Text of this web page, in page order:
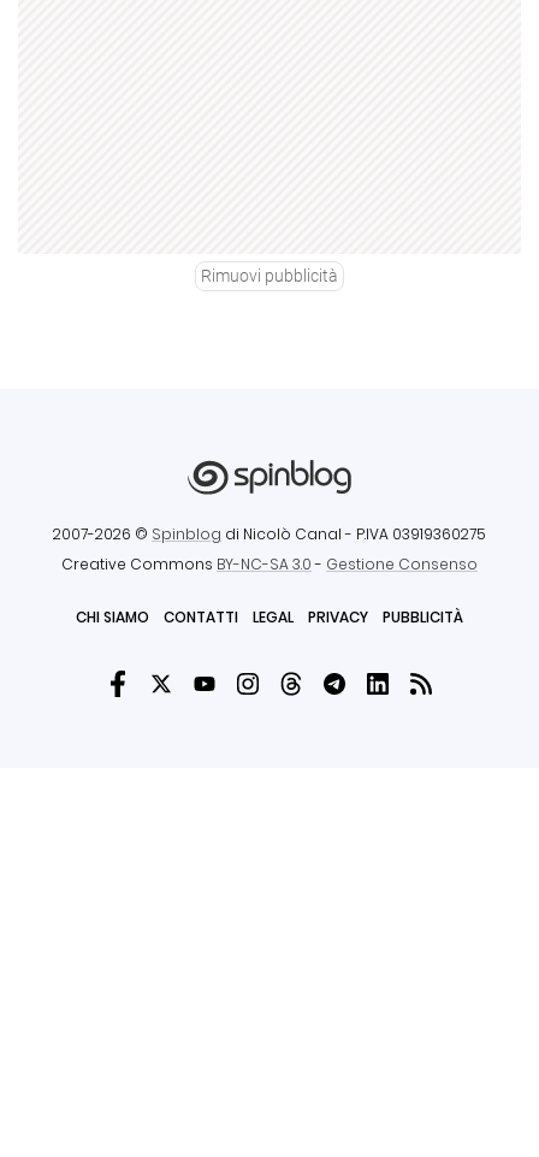
Rimuovi pubblicità
2007-2026 © Spinblog di Nicolò Canal - P.IVA 03919360275
Creative Commons BY-NC-SA 3.0- Gestione Consenso
CHI SIAMO CONTATTI LEGAL PRIVACY PUBBLICITÀ